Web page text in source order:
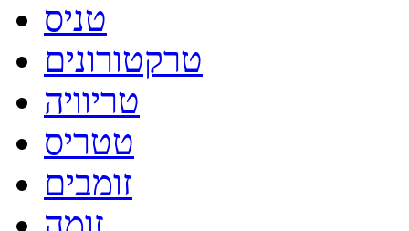
טניס
טרקטורונים
טריוויה
טטריס
זומבים